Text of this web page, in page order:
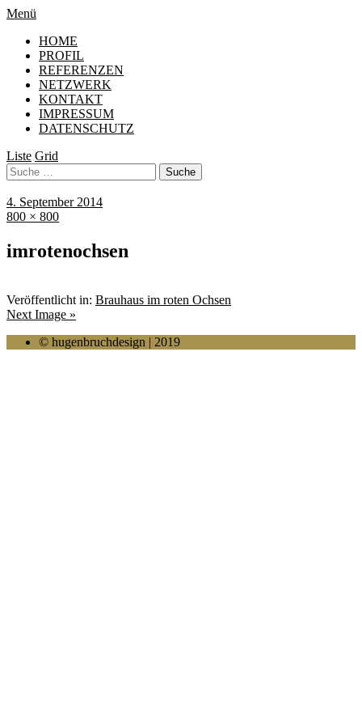
Menü
HOME
PROFIL
REFERENZEN
NETZWERK
KONTAKT
IMPRESSUM
DATENSCHUTZ
Liste Grid
4. September 2014
800 × 800
imrotenochsen
Veröffentlicht in: Brauhaus im roten Ochsen
Next Image »
© hugenbruchdesign | 2019